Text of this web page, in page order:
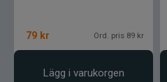
79 kr Ord. pris 89 kr
Lägg i varukorgen